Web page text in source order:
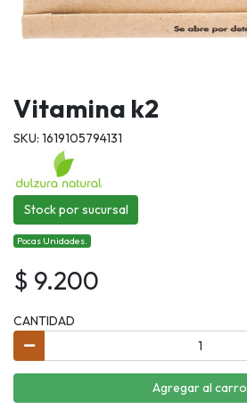
Vitamina k2
SKU: 1619105794131
Stock por sucursal
Pocas Unidades.
$ 9.200
CANTIDAD
Agregar al carro